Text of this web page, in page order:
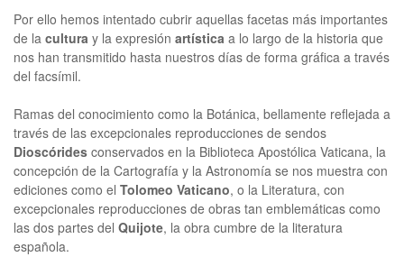
Por ello hemos intentado cubrir aquellas facetas más importantes
de la cultura y la expresión artística a lo largo de la historia que
nos han transmitido hasta nuestros días de forma gráfica a través
del facsímil.
Ramas del conocimiento como la Botánica, bellamente reflejada a
través de las excepcionales reproducciones de sendos
Dioscórides conservados en la Biblioteca Apostólica Vaticana, la
concepción de la Cartografía y la Astronomía se nos muestra con
ediciones como el Tolomeo Vaticano, o la Literatura, con
excepcionales reproducciones de obras tan emblemáticas como
las dos partes del Quijote, la obra cumbre de la literatura
española.